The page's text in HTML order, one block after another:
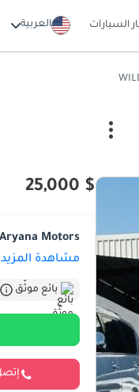
السيارات العربية
$ 25,000
Aryana Motors
مشاهدة المزيد
بائع موثّق